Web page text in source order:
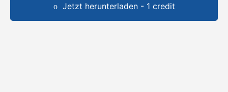
Jetzt herunterladen - 1 credit